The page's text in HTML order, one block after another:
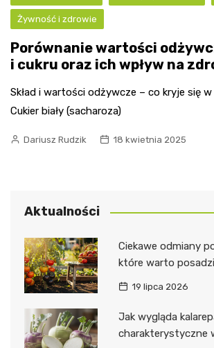
Żywność i zdrowie
Porównanie wartości
i cukru oraz ich wpływ na
Skład i wartości odżywcze – co kryje się
Cukier biały (sacharoza)
Dariusz Rudzik 18 kwietnia 2025
Aktualności
Ciekawe odmiany
które warto
19 lipca 2026
Jak wygląda
charakterystyczne